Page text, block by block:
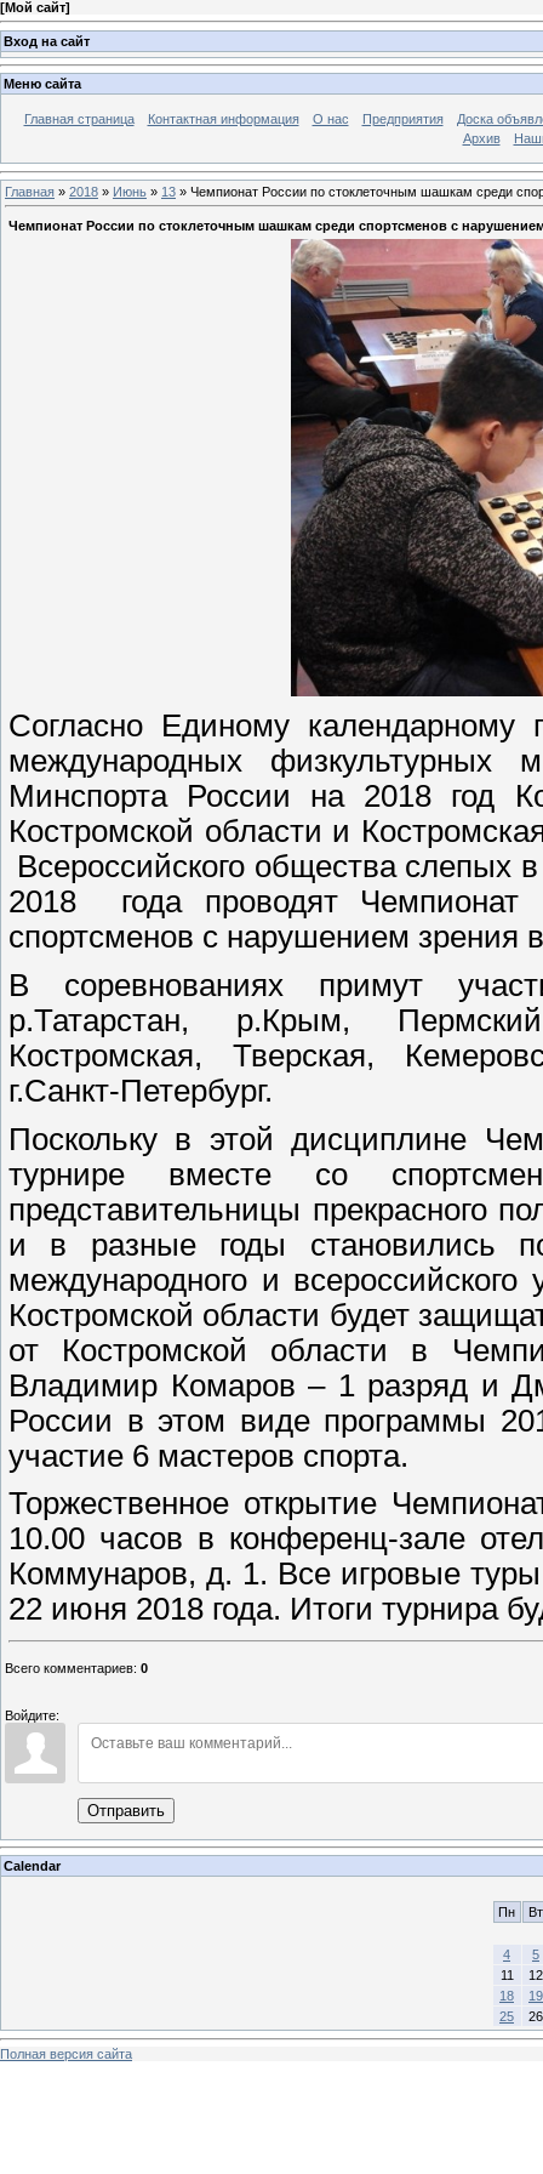
[Мой сайт]
Вход на сайт
Меню сайта
Главная страница Контактная информация О нас Предприятия
Доска
Архив
Главная » 2018 » Июнь » 13 » Чемпионат России по стоклеточным шашкам среди
Чемпионат России по стоклеточным шашкам среди спортсменов с нарушением
Согласно Единому календарному
международных физкультурных
Минспорта России на 2018 год
Костромской области и
Всероссийского общества слепых
2018 года проводят
спортсменов с нарушением зрения
В соревнованиях примут
р.Татарстан, р.Крым,
Костромская, Тверская,
г.Санкт-Петербург.
Поскольку в этой дисциплине
турнире вместе со
представительницы прекрасного
и в разные годы становились
международного и
Костромской области будет
от Костромской области в
Владимир Комаров – 1 разряд и
России в этом виде программы
участие 6 мастеров спорта.
Торжественное открытие
10.00 часов в конференц-зале
Коммунаров, д. 1. Все игровые
22 июня 2018 года. Итоги турнира
Всего комментариев: 0
Войдите:
Отправить
Calendar
Пн Вт
4
5
11
12
18
19
25
26
Полная версия сайта